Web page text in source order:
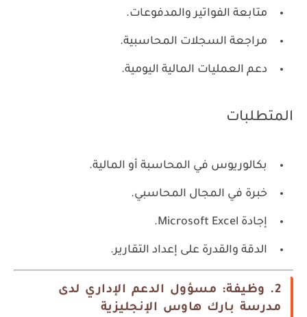
متابعة الفواتير والمدفوعات.
مراجعة السجلات المحاسبية.
دعم العمليات المالية اليومية.
المتطلبات
بكالوريوس في المحاسبة أو المالية.
خبرة في المجال المحاسبي.
إجادة Microsoft Excel.
الدقة والقدرة على إعداد التقارير.
2. وظيفة: مسؤول الدعم الإداري لدى
مدرسة بارك هاوس الإنجليزية